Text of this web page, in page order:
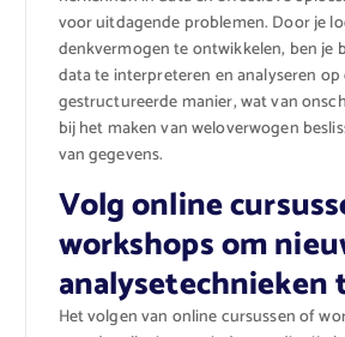
voor uitdagende problemen. Door je
denkvermogen te ontwikkelen, ben je
data te interpreteren en analyseren op
gestructureerde manier, wat van
bij het maken van weloverwogen
van gegevens.
Volg online
workshops om
analysetechnieken
Het volgen van online cursussen of